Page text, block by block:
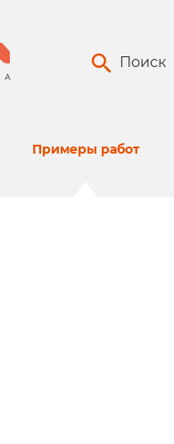
Поиск
Примеры работ